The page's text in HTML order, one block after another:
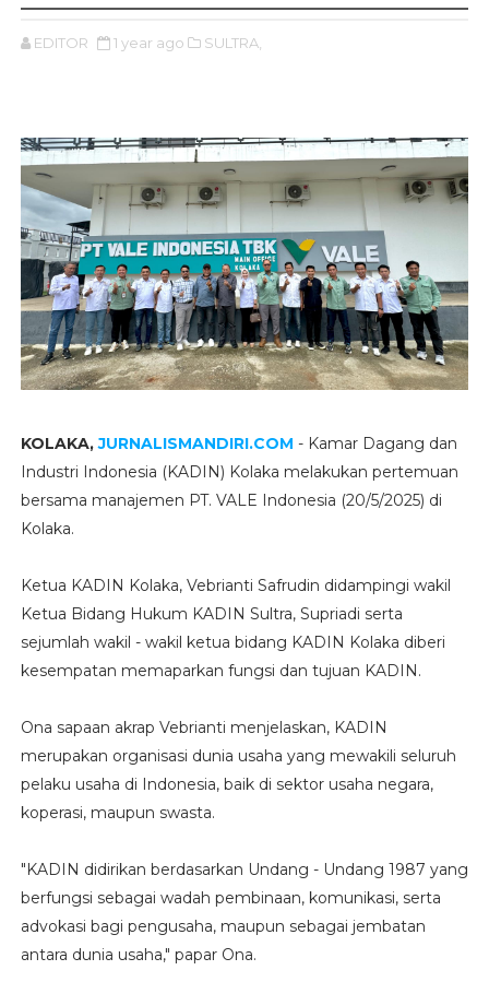
EDITOR 1 year ago SULTRA,
KOLAKA,JURNALISMANDIRI.COM - Kamar Dagang dan
Industri Indonesia (KADIN) Kolaka melakukan pertemuan
bersama manajemen PT. VALE Indonesia (20/5/2025) di
Kolaka.
Ketua KADIN Kolaka, Vebrianti Safrudin didampingi wakil
Ketua Bidang Hukum KADIN Sultra, Supriadi serta
sejumlah wakil - wakil ketua bidang KADIN Kolaka diberi
kesempatan memaparkan fungsi dan tujuan KADIN.
Ona sapaan akrap Vebrianti menjelaskan, KADIN
merupakan organisasi dunia usaha yang mewakili seluruh
pelaku usaha di Indonesia, baik di sektor usaha negara,
koperasi, maupun swasta.
"KADIN didirikan berdasarkan Undang - Undang 1987 yang
berfungsi sebagai wadah pembinaan, komunikasi, serta
advokasi bagi pengusaha, maupun sebagai jembatan
antara dunia usaha," papar Ona.